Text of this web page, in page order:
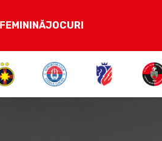
JOCURI